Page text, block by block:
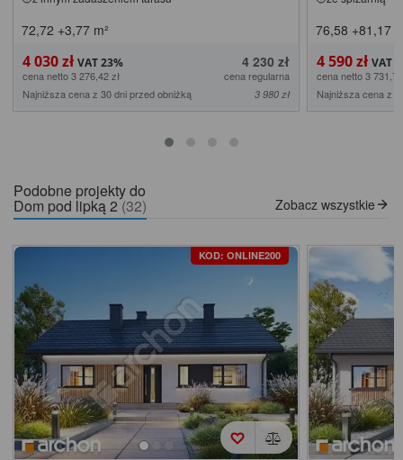
72,72 +3,77 m²
4 030 zł 4 230 zł
cena netto 3 276,42 zł
cena regularna
Najniższa cena z 30 dni przed obniżką
3 980 zł
76,58 +81,17
4 590 zł
cena netto 3
Najniższa cena z
Podobne projekty do
Dom pod lipką 2(32) Zobacz wszystkie
KOD: ONLINE200